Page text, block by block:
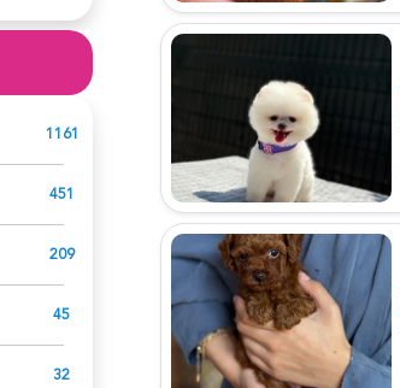
1161
451
209
45
32